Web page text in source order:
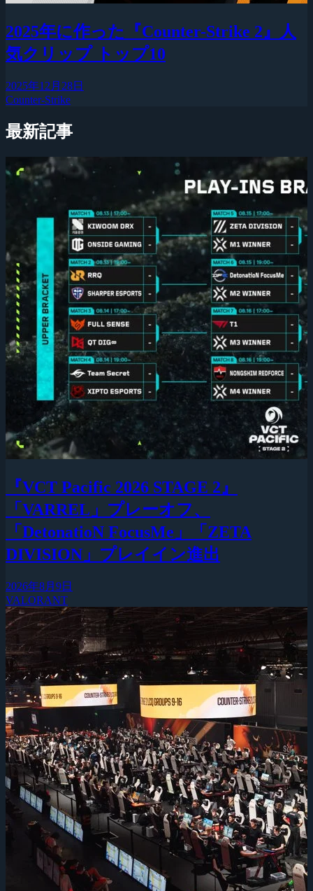
2025年に作った『Counter-Strike 2』人
気クリップ トップ10
2025年12月28日
Counter-Strike
最新記事
『VCT Pacific 2026 STAGE 2』
「VARREL」プレーオフ、
「DetonatioN FocusMe」「ZETA
DIVISION」プレイイン進出
2026年8月9日
VALORANT